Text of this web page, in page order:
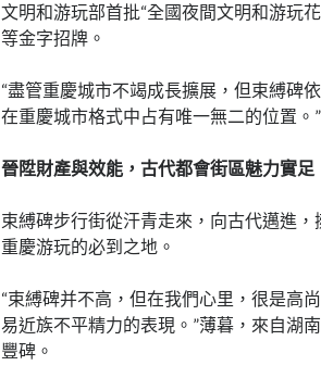
文明和游玩部首批“全國夜間文明和游玩
等金字招牌。
“盡管重慶城市不竭成長擴展，但束縛碑
在重慶城市格式中占有唯一無二的位置。
晉陞財產與效能，古代都會街區魅力實足
束縛碑步行街從汗青走來，向古代邁進
重慶游玩的必到之地。
“束縛碑并不高，但在我們心里，很是高
易近族不平精力的表現。”薄暮，來自湖
豐碑。